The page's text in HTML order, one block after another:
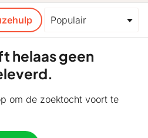
helaas geen
om de zoektocht voort te